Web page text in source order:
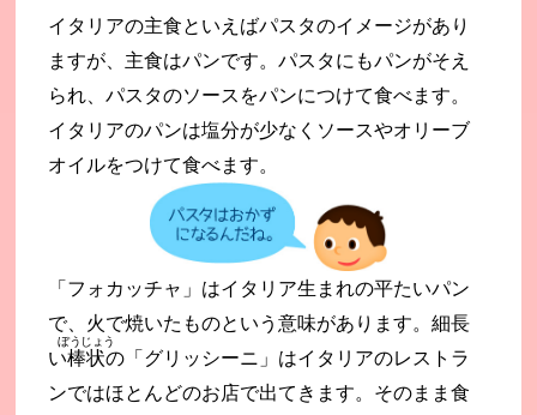
イタリアの主食といえばパスタのイメージがあり
ますが、主食はパンです。パスタにもパンがそえ
られ、パスタのソースをパンにつけて食べます。
イタリアのパンは塩分が少なくソースやオリーブ
オイルをつけて食べます。
「フォカッチャ」はイタリア生まれの平たいパン
で、火で焼いたものという意味があります。細長
い棒状
ぼうじょう
の「グリッシーニ」はイタリアのレストラ
ンではほとんどのお店で出てきます。そのまま食